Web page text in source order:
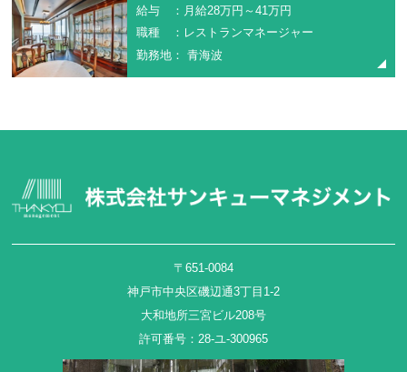
給与 ：月給28万円～41万円
職種 ：レストランマネージャー
勤務地： 青海波
〒651-0084
神戸市中央区磯辺通3丁目1-2
大和地所三宮ビル208号
許可番号：28-ユ-300965